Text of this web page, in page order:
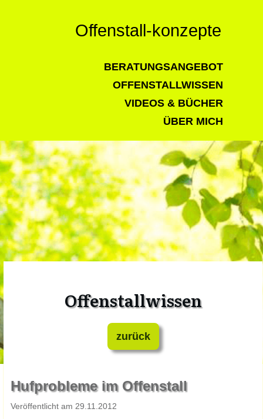
Offenstall-konzepte
BERATUNGSANGEBOT
OFFENSTALLWISSEN
VIDEOS & BÜCHER
ÜBER MICH
Offenstallwissen
zurück
​Hufprobleme im Offenstall
​Veröffentlicht am ​​​2​​9.​​​11.201​​​​​2